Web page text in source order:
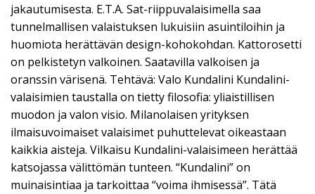
jakautumisesta. E.T.A. Sat-riippuvalaisimella saa
tunnelmallisen valaistuksen lukuisiin asuintiloihin ja
huomiota herättävän design-kohokohdan. Kattorosetti
on pelkistetyn valkoinen. Saatavilla valkoisen ja
oranssin värisenä. Tehtävä: Valo Kundalini Kundalini-
valaisimien taustalla on tietty filosofia: yliaistillisen
muodon ja valon visio. Milanolaisen yrityksen
ilmaisuvoimaiset valaisimet puhuttelevat oikeastaan
kaikkia aisteja. Vilkaisu Kundalini-valaisimeen herättää
katsojassa välittömän tunteen. “Kundalini” on
muinaisintiaa ja tarkoittaa “voima ihmisessä”. Tätä